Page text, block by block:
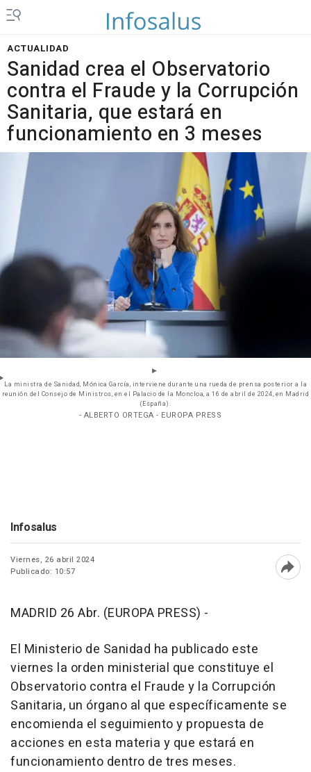
ACTUALIDAD
Sanidad crea el Observatorio
contra el Fraude y la Corrupción
Sanitaria, que estará en
funcionamiento en 3 meses
La ministra de Sanidad, Mónica García, interviene durante una rueda de prensa posterior a la
reunión del Consejo de Ministros, en el Palacio de la Moncloa, a 16 de abril de 2024, en Madrid
(España).
- ALBERTO ORTEGA - EUROPA PRESS
Infosalus
Viernes, 26 abril 2024
Publicado: 10:57
MADRID 26 Abr. (EUROPA PRESS) -
El Ministerio de Sanidad ha publicado este
viernes la orden ministerial que constituye el
Observatorio contra el Fraude y la Corrupción
Sanitaria, un órgano al que específicamente se
encomienda el seguimiento y propuesta de
acciones en esta materia y que estará en
funcionamiento dentro de tres meses.